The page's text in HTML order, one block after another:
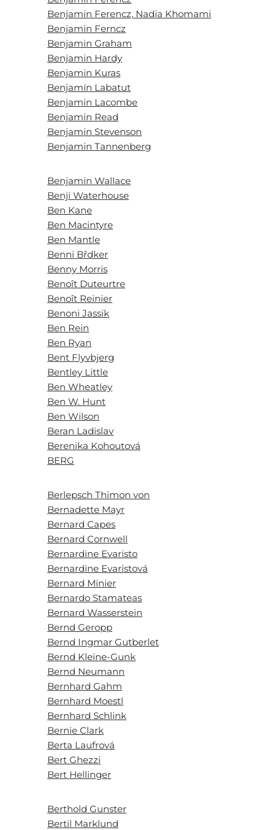
Benjamin Ferencz, Nadia Khomami
Benjamin Ferncz
Benjamin Graham
Benjamin Hardy
Benjamin Kuras
Benjamín Labatut
Benjamin Lacombe
Benjamin Read
Benjamin Stevenson
Benjamin Tannenberg
Benjamin Wallace
Benji Waterhouse
Ben Kane
Ben Macintyre
Ben Mantle
Benni Břdker
Benny Morris
Benoît Duteurtre
Benoît Reinier
Benoni Jassik
Ben Rein
Ben Ryan
Bent Flyvbjerg
Bentley Little
Ben Wheatley
Ben W. Hunt
Ben Wilson
Beran Ladislav
Berenika Kohoutová
BERG
Berlepsch Thimon von
Bernadette Mayr
Bernard Capes
Bernard Cornwell
Bernardine Evaristo
Bernardine Evaristová
Bernard Minier
Bernardo Stamateas
Bernard Wasserstein
Bernd Geropp
Bernd Ingmar Gutberlet
Bernd Kleine-Gunk
Bernd Neumann
Bernhard Gahm
Bernhard Moestl
Bernhard Schlink
Bernie Clark
Berta Laufrová
Bert Ghezzi
Bert Hellinger
Berthold Gunster
Bertil Marklund